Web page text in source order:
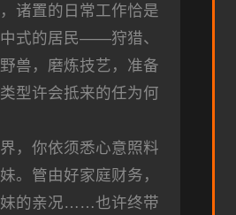
诸置的日常工作恰是
式的居民——狩猎、
兽，磨炼技艺，准备
型许会抵来的任为何
，你依须悉心意照料
。管由好家庭财务，
妹的亲况……也许终带